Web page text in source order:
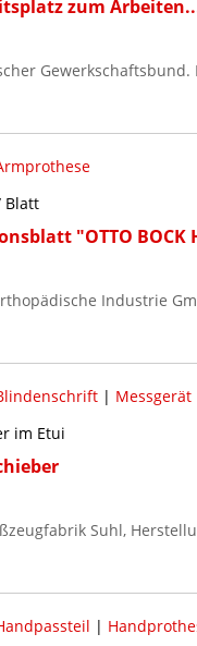
zum
Gewerkschaftsbund.
Blatt
"OTTO
Industrie
| Messgerät
im Etui
Suhl,
|